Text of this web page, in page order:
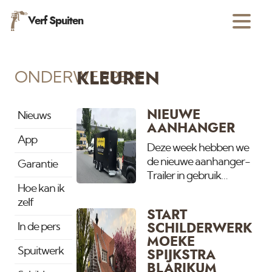
Verf Spuiten
ONDERWERPEN
Nieuws
App
Garantie
Hoe kan ik
zelf
In de pers
Spuitwerk
KLEUREN
NIEUWE
AANHANGER
Deze week hebben we
de nieuwe aanhanger-
Trailer in gebruik
wij op meerdere grote
projecten tegelijk
werken was er behoefde
aan eentje extra.
START
SCHILDERWERK
MOEKE
SPIJKSTRA
BLARIKUM